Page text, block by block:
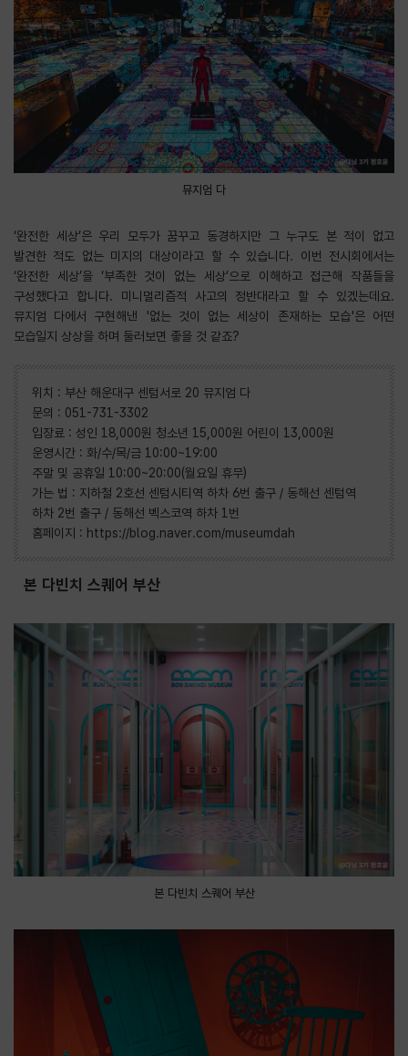
뮤지엄 다
‘완전한 세상’은 우리 모두가 꿈꾸고 동경하지만 그 누구도 본 적이 없고
발견한 적도 없는 미지의 대상이라고 할 수 있습니다. 이번 전시회에서는
‘완전한 세상’을 ‘부족한 것이 없는 세상’으로 이해하고 접근해 작품들을
구성했다고 합니다. 미니멀리즘적 사고의 정반대라고 할 수 있겠는데요.
뮤지엄 다에서 구현해낸 '없는 것이 없는 세상이 존재하는 모습'은 어떤
모습일지 상상을 하며 둘러보면 좋을 것 같죠?
위치 : 부산 해운대구 센텀서로 20 뮤지엄 다
문의 : 051-731-3302
입장료 : 성인 18,000원 청소년 15,000원 어린이 13,000원
운영시간 : 화/수/목/금 10:00~19:00
주말 및 공휴일 10:00~20:00(월요일 휴무)
가는 법 : 지하철 2호선 센텀시티역 하차 6번 출구 / 동해선 센텀역
하차 2번 출구 / 동해선 벡스코역 하차 1번
홈페이지 : https://blog.naver.com/museumdah
본 다빈치 스퀘어 부산
본 다빈치 스퀘어 부산